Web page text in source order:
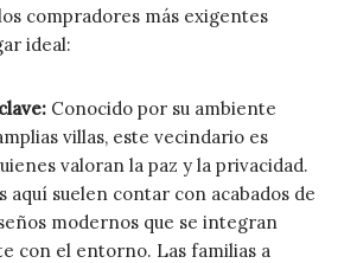
compradores más exigentes
ideal:
Conocido por su ambiente
villas, este vecindario es
valoran la paz y la privacidad.
aquí suelen contar con acabados de
modernos que se integran
con el entorno. Las familias a